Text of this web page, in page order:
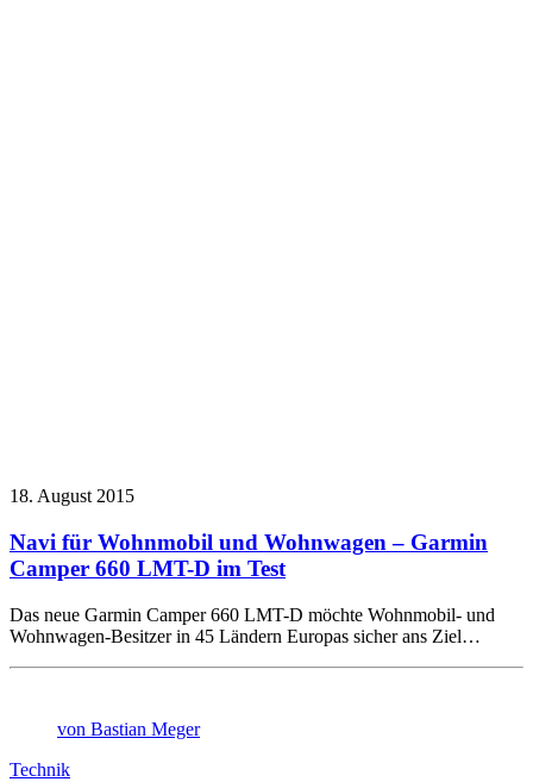
18. August 2015
Navi für Wohnmobil und Wohnwagen – Garmin
Camper 660 LMT-D im Test
Das neue Garmin Camper 660 LMT-D möchte Wohnmobil- und
Wohnwagen-Besitzer in 45 Ländern Europas sicher ans Ziel…
von Bastian Meger
Technik